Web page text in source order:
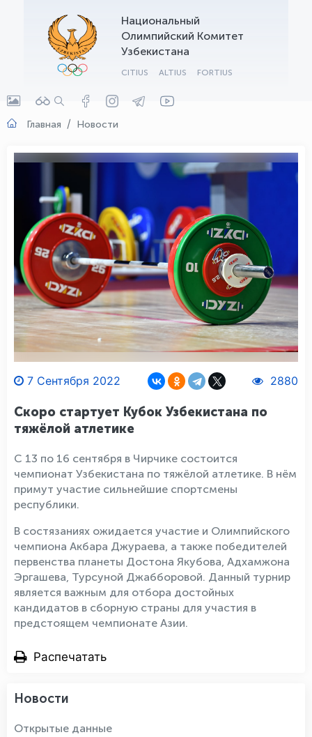
Национальный
Олимпийский Комитет
Узбекистана
CITIUS ALTIUS FORTIUS
Главная Новости
7 Сентября 2022 2880
Скоро стартует Кубок Узбекистана по
тяжёлой атлетике
С 13 по 16 сентября в Чирчике состоится
чемпионат Узбекистана по тяжёлой атлетике. В нём
примут участие сильнейшие спортсмены
республики.
В состязаниях ожидается участие и Олимпийского
чемпиона Акбара Джураева, а также победителей
первенства планеты Достона Якубова, Адхамжона
Эргашева, Турсуной Джабборовой. Данный турнир
является важным для отбора достойных
кандидатов в сборную страны для участия в
предстоящем чемпионате Азии.
Распечатать
Новости
Открытые данные
OLYMPCHIK AI - yordamchi
Онлайн · olympic.uz